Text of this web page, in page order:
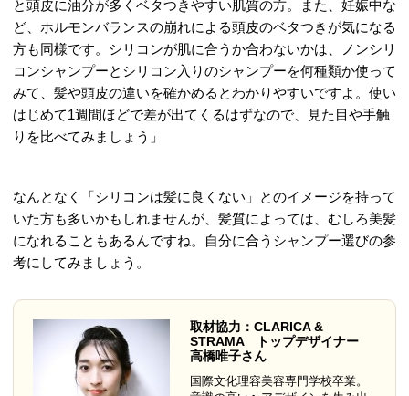
と頭皮に油分が多くベタつきやすい肌質の方。また、妊娠中な
ど、ホルモンバランスの崩れによる頭皮のベタつきが気になる
方も同様です。シリコンが肌に合うか合わないかは、ノンシリ
コンシャンプーとシリコン入りのシャンプーを何種類か使って
みて、髪や頭皮の違いを確かめるとわかりやすいですよ。使い
はじめて1週間ほどで差が出てくるはずなので、見た目や手触
りを比べてみましょう」
なんとなく「シリコンは髪に良くない」とのイメージを持って
いた方も多いかもしれませんが、髪質によっては、むしろ美髪
になれることもあるんですね。自分に合うシャンプー選びの参
考にしてみましょう。
取材協力：CLARICA &
STRAMA トップデザイナー
高橋唯子さん
国際文化理容美容専門学校卒業。